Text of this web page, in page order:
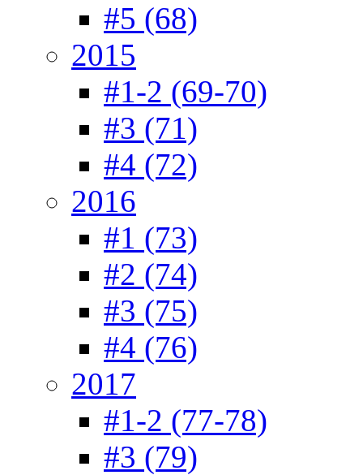
#5 (68)
2015
#1-2 (69-70)
#3 (71)
#4 (72)
2016
#1 (73)
#2 (74)
#3 (75)
#4 (76)
2017
#1-2 (77-78)
#3 (79)